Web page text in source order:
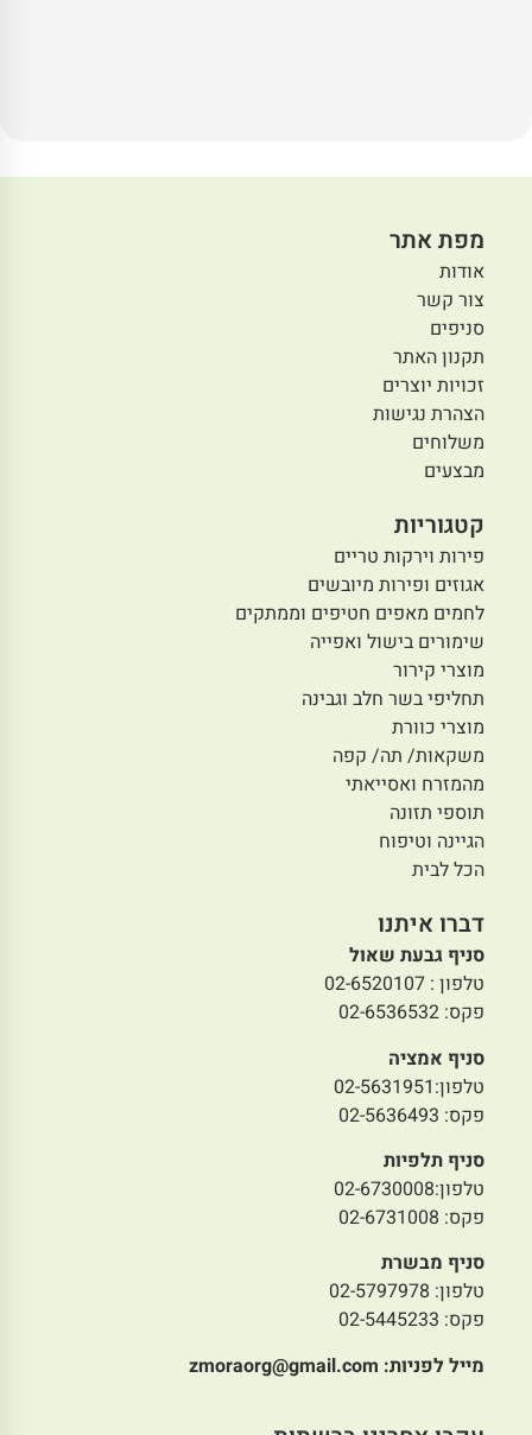
מפת אתר
אודות
צור קשר
סניפים
תקנון האתר
זכויות יוצרים
הצהרת נגישות
משלוחים
מבצעים
קטגוריות
פירות וירקות טריים
אגוזים ופירות מיובשים
לחמים מאפים חטיפים וממתקים
שימורים בישול ואפייה
מוצרי קירור
תחליפי בשר חלב וגבינה
מוצרי כוורת
משקאות/ תה/ קפה
מהמזרח ואסייאתי
תוספי תזונה
הגיינה וטיפוח
הכל לבית
דברו איתנו
סניף גבעת שאול
טלפון : 02-6520107
פקס: 02-6536532
סניף אמציה
טלפון:02-5631951
פקס: 02-5636493
סניף תלפיות
טלפון:02-6730008
פקס: 02-6731008
סניף מבשרת
טלפון: 02-5797978
פקס: 02-5445233
מייל לפניות: zmoraorg@gmail.com